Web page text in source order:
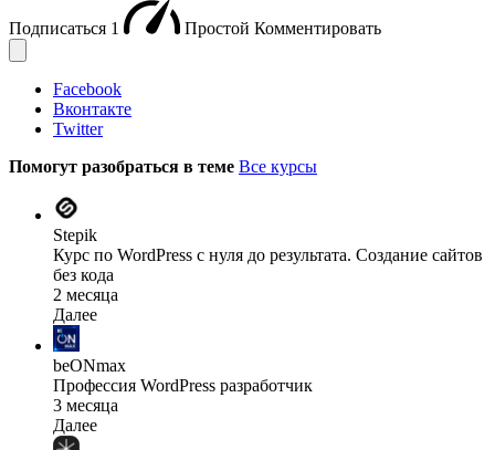
Подписаться 1 Простой Комментировать
Facebook
Вконтакте
Twitter
Помогут разобраться в теме Все курсы
Stepik
Курс по WordPress с нуля до результата. Создание сайтов
без кода
2 месяца
Далее
beONmax
Профессия WordPress разработчик
3 месяца
Далее